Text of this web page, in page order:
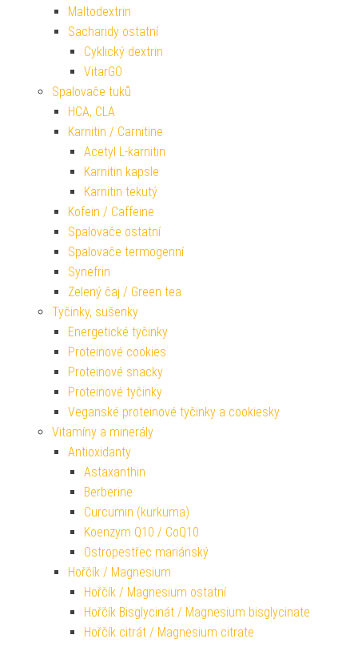
Maltodextrin
Sacharidy ostatní
Cyklický dextrin
VitarGO
Spalovače tuků
HCA, CLA
Karnitin / Carnitine
Acetyl L-karnitin
Karnitin kapsle
Karnitin tekutý
Kofein / Caffeine
Spalovače ostatní
Spalovače termogenní
Synefrin
Zelený čaj / Green tea
Tyčinky, sušenky
Energetické tyčinky
Proteinové cookies
Proteinové snacky
Proteinové tyčinky
Veganské proteinové tyčinky a cookiesky
Vitamíny a minerály
Antioxidanty
Astaxanthin
Berberine
Curcumin (kurkuma)
Koenzym Q10 / CoQ10
Ostropestřec mariánský
Hořčík / Magnesium
Hořčík / Magnesium ostatní
Hořčík Bisglycinát / Magnesium bisglycinate
Hořčík citrát / Magnesium citrate